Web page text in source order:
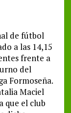
de fútbol
a las 14,15
frente a
del
Formoseña.
Maciel
que el club